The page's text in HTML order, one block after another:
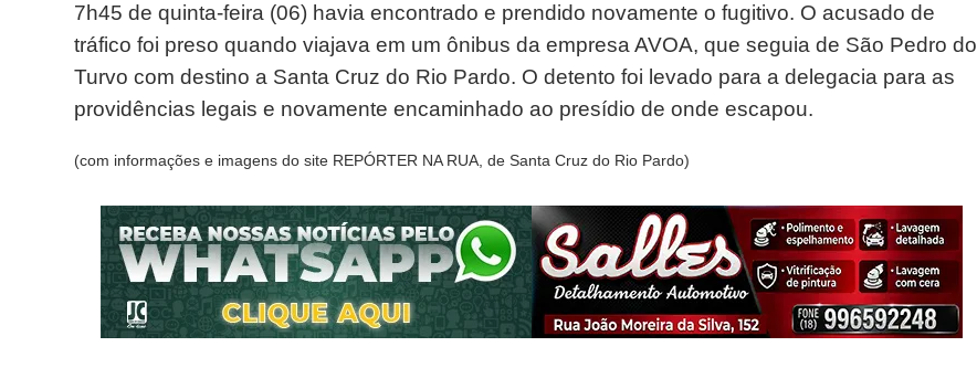
7h45 de quinta-feira (06) havia encontrado e prendido novamente o fugitivo. O acusado de
tráfico foi preso quando viajava em um ônibus da empresa AVOA, que seguia de São Pedro do
Turvo com destino a Santa Cruz do Rio Pardo. O detento foi levado para a delegacia para as
providências legais e novamente encaminhado ao presídio de onde escapou.
(com informações e imagens do site REPÓRTER NA RUA, de Santa Cruz do Rio Pardo)